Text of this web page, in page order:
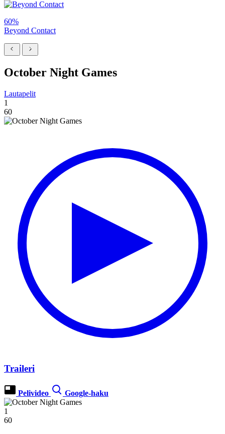
60%
Beyond Contact
October Night Games
Lautapelit
1
60
Traileri
Pelivideo Google-haku
1
60